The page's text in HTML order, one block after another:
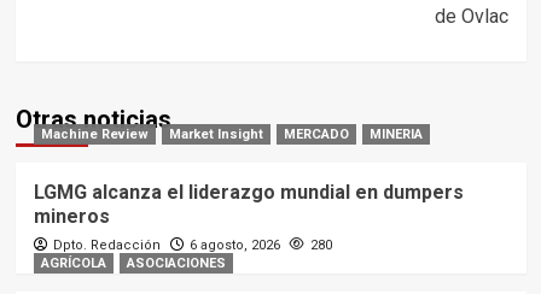
de Ovlac
Otras noticias
Machine Review Market Insight MERCADO MINERIA
LGMG alcanza el liderazgo mundial en dumpers
mineros
Dpto. Redacción 6 agosto, 2026
280
AGRÍCOLA
ASOCIACIONES